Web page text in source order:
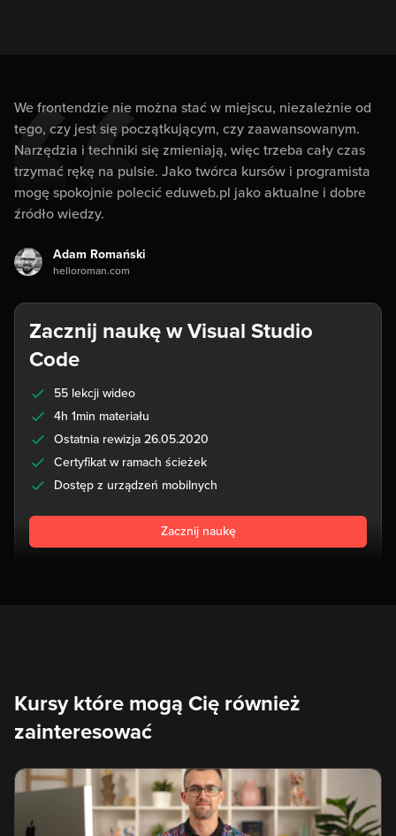
We frontendzie nie można stać w miejscu, niezależnie od
tego, czy jest się początkującym, czy zaawansowanym.
Narzędzia i techniki się zmieniają, więc trzeba cały czas
trzymać rękę na pulsie. Jako twórca kursów i programista
mogę spokojnie polecić eduweb.pl jako aktualne i dobre
źródło wiedzy.
Adam Romański
helloroman.com
Zacznij naukę w Visual Studio
Code
55 lekcji wideo
4h 1min materiału
Ostatnia rewizja 26.05.2020
Certyfikat w ramach ścieżek
Dostęp z urządzeń mobilnych
Zacznij naukę
Kursy które mogą Cię również
zainteresować